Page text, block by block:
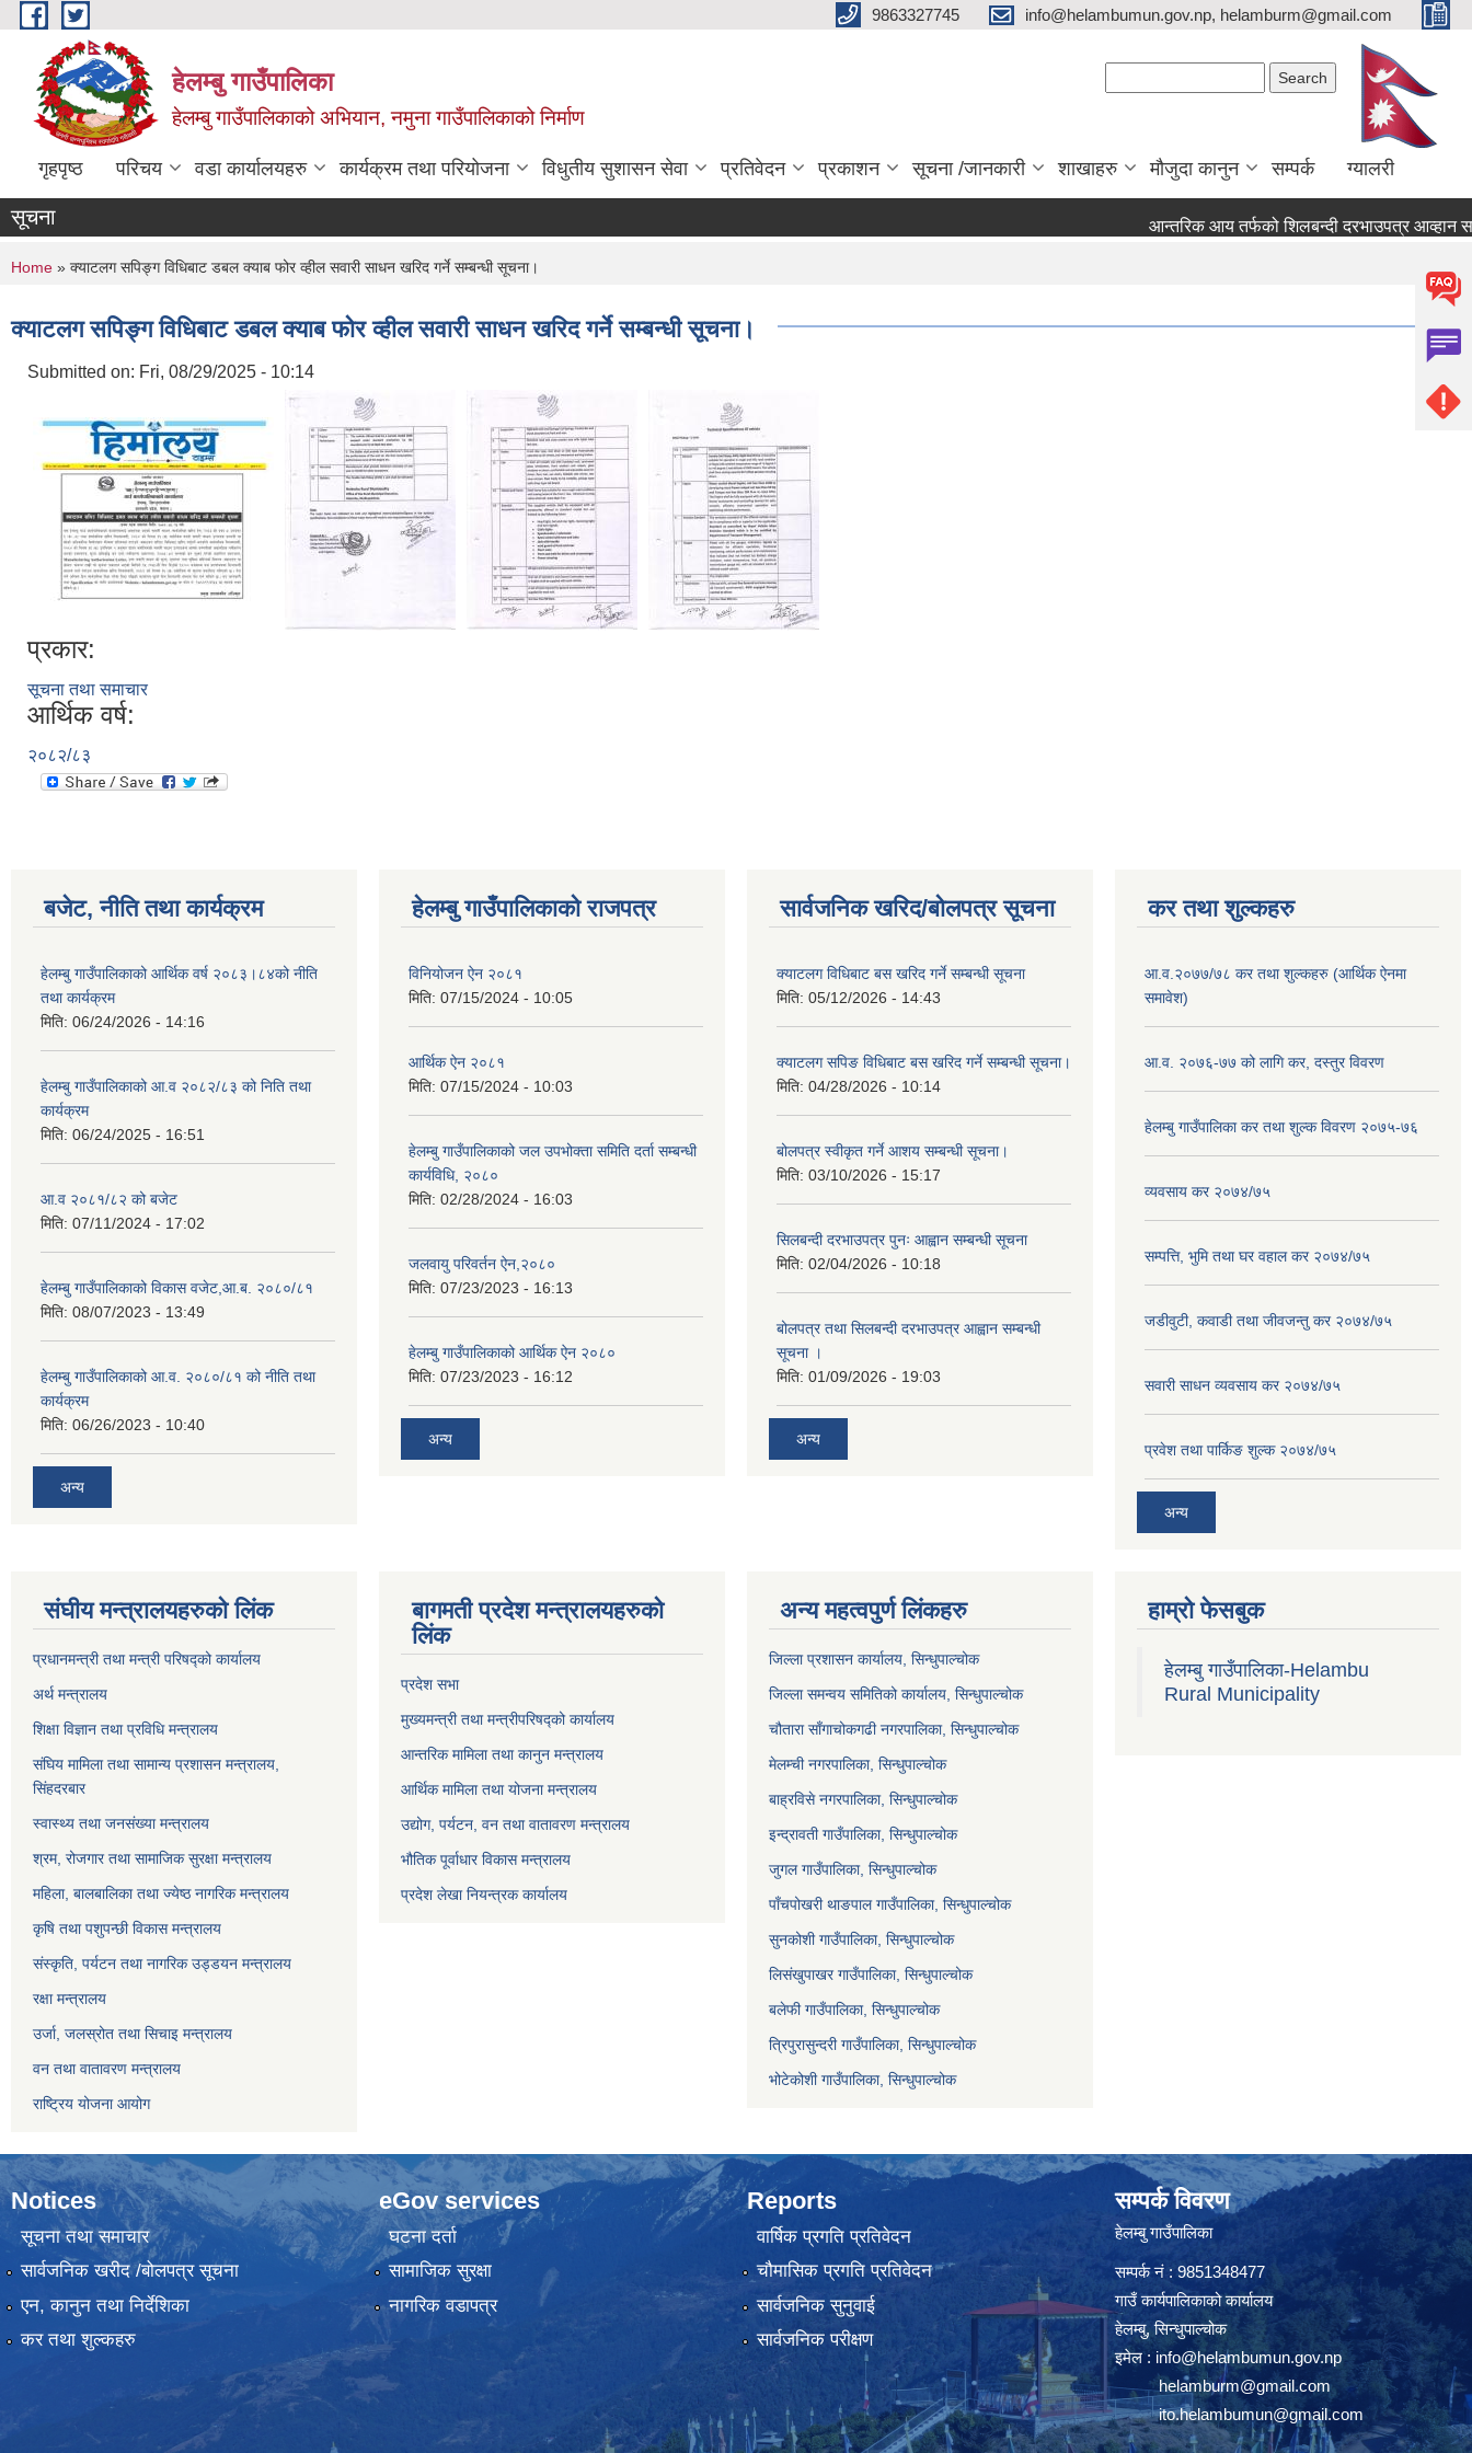
Skip to main content 9863327745 info@helambumun.gov.np, helamburm@gmail.com
हेलम्बु गाउँपालिका
हेलम्बु गाउँपालिकाको अभियान, नमुना गाउँपालिकाको निर्माण
गृहपृष्ठ परिचय वडा कार्यालयहरु कार्यक्रम तथा परियोजना विधुतीय सुशासन सेवा प्रतिवेदन प्रकाशन सूचना /जानकारी शाखाहरु मौजुदा कानुन सम्पर्क ग्यालरी
सूचना आन्तरिक आय तर्फको शिलबन्दी दरभाउपत्र आव्हान
You are here
Home » क्याटलग सपिङ्ग विधिबाट डबल क्याब फोर व्हील सवारी साधन खरिद गर्ने सम्बन्धी सूचना।
क्याटलग सपिङ्ग विधिबाट डबल क्याब फोर व्हील सवारी साधन खरिद गर्ने सम्बन्धी सूचना।
Submitted on: Fri, 08/29/2025 - 10:14
प्रकार:
सूचना तथा समाचार
आर्थिक वर्ष:
२०८२/८३
बजेट, नीति तथा कार्यक्रम
हेलम्बु गाउँपालिकाको आर्थिक वर्ष २०८३।८४को नीति
तथा कार्यक्रम
मिति: 06/24/2026 - 14:16
हेलम्बु गाउँपालिकाको आ.व २०८२/८३ को निति तथा
कार्यक्रम
मिति: 06/24/2025 - 16:51
आ.व २०८१/८२ को बजेट
मिति: 07/11/2024 - 17:02
हेलम्बु गाउँपालिकाको विकास वजेट,आ.ब. २०८०/८१
मिति: 08/07/2023 - 13:49
हेलम्बु गाउँपालिकाको आ.व. २०८०/८१ को नीति तथा
कार्यक्रम
मिति: 06/26/2023 - 10:40
अन्य
हेलम्बु गाउँपालिकाको राजपत्र
विनियोजन ऐन २०८१
मिति: 07/15/2024 - 10:05
आर्थिक ऐन २०८१
मिति: 07/15/2024 - 10:03
हेलम्बु गाउँपालिकाको जल उपभोक्ता समिति दर्ता सम्बन्धी
कार्यविधि, २०८०
मिति: 02/28/2024 - 16:03
जलवायु परिवर्तन ऐन,२०८०
मिति: 07/23/2023 - 16:13
हेलम्बु गाउँपालिकाको आर्थिक ऐन २०८०
मिति: 07/23/2023 - 16:12
अन्य
सार्वजनिक खरिद/बोलपत्र सूचना
क्याटलग विधिबाट बस खरिद गर्ने सम्बन्धी सूचना
मिति: 05/12/2026 - 14:43
क्याटलग सपिङ विधिबाट बस खरिद गर्ने सम्बन्धी सूचना।
मिति: 04/28/2026 - 10:14
बोलपत्र स्वीकृत गर्ने आशय सम्बन्धी सूचना।
मिति: 03/10/2026 - 15:17
सिलबन्दी दरभाउपत्र पुनः आह्वान सम्बन्धी सूचना
मिति: 02/04/2026 - 10:18
बोलपत्र तथा सिलबन्दी दरभाउपत्र आह्वान सम्बन्धी
सूचना ।
मिति: 01/09/2026 - 19:03
अन्य
कर तथा शुल्कहरु
आ.व.२०७७/७८ कर तथा शुल्कहरु (आर्थिक ऐनमा
समावेश)
आ.व. २०७६-७७ को लागि कर, दस्तुर विवरण
हेलम्बु गाउँपालिका कर तथा शुल्क विवरण २०७५-७६
व्यवसाय कर २०७४/७५
सम्पत्ति, भुमि तथा घर वहाल कर २०७४/७५
जडीवुटी, कवाडी तथा जीवजन्तु कर २०७४/७५
सवारी साधन व्यवसाय कर २०७४/७५
प्रवेश तथा पार्किङ शुल्क २०७४/७५
अन्य
संघीय मन्त्रालयहरुको लिंक
प्रधानमन्त्री तथा मन्त्री परिषद्को कार्यालय
अर्थ मन्त्रालय
शिक्षा विज्ञान तथा प्रविधि मन्त्रालय
संघिय मामिला तथा सामान्य प्रशासन मन्त्रालय,
सिंहदरबार
स्वास्थ्य तथा जनसंख्या मन्त्रालय
श्रम, रोजगार तथा सामाजिक सुरक्षा मन्त्रालय
महिला, बालबालिका तथा ज्येष्ठ नागरिक मन्त्रालय
कृषि तथा पशुपन्छी विकास मन्त्रालय
संस्कृति, पर्यटन तथा नागरिक उड्डयन मन्त्रालय
रक्षा मन्त्रालय
उर्जा, जलस्रोत तथा सिचाइ मन्त्रालय
वन तथा वातावरण मन्त्रालय
राष्ट्रिय योजना आयोग
बागमती प्रदेश मन्त्रालयहरुको
लिंक
प्रदेश सभा
मुख्यमन्त्री तथा मन्त्रीपरिषद्को कार्यालय
आन्तरिक मामिला तथा कानुन मन्त्रालय
आर्थिक मामिला तथा योजना मन्त्रालय
उद्योग, पर्यटन, वन तथा वातावरण मन्त्रालय
भौतिक पूर्वाधार विकास मन्त्रालय
प्रदेश लेखा नियन्त्रक कार्यालय
अन्य महत्वपुर्ण लिंकहरु
जिल्ला प्रशासन कार्यालय, सिन्धुपाल्चोक
जिल्ला समन्वय समितिको कार्यालय, सिन्धुपाल्चोक
चौतारा साँगाचोकगढी नगरपालिका, सिन्धुपाल्चोक
मेलम्ची नगरपालिका, सिन्धुपाल्चोक
बाह्रविसे नगरपालिका, सिन्धुपाल्चोक
इन्द्रावती गाउँपालिका, सिन्धुपाल्चोक
जुगल गाउँपालिका, सिन्धुपाल्चोक
पाँचपोखरी थाङपाल गाउँपालिका, सिन्धुपाल्चोक
सुनकोशी गाउँपालिका, सिन्धुपाल्चोक
लिसंखुपाखर गाउँपालिका, सिन्धुपाल्चोक
बलेफी गाउँपालिका, सिन्धुपाल्चोक
त्रिपुरासुन्दरी गाउँपालिका, सिन्धुपाल्चोक
भोटेकोशी गाउँपालिका, सिन्धुपाल्चोक
हाम्रो फेसबुक
हेलम्बु गाउँपालिका-Helambu
Rural Municipality
Notices
सूचना तथा समाचार
सार्वजनिक खरीद /बोलपत्र सूचना
एन, कानुन तथा निर्देशिका
कर तथा शुल्कहरु
eGov services
घटना दर्ता
सामाजिक सुरक्षा
नागरिक वडापत्र
Reports
वार्षिक प्रगति प्रतिवेदन
चौमासिक प्रगति प्रतिवेदन
सार्वजनिक सुनुवाई
सार्वजनिक परीक्षण
सम्पर्क विवरण
हेलम्बु गाउँपालिका
सम्पर्क नं : 9851348477
गाउँ कार्यपालिकाको कार्यालय
हेलम्बु, सिन्धुपाल्चोक
इमेल : info@helambumun.gov.np
helamburm@gmail.com
ito.helambumun@gmail.com